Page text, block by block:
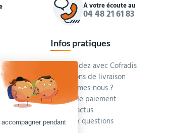
À votre écoute au
04 48 21 61 83
des
Infos pratiques
Commandez avec Cofradis
Conditions de livraison
Qui sommes-nous ?
Modes de paiement
Blog et actus
Foire aux questions